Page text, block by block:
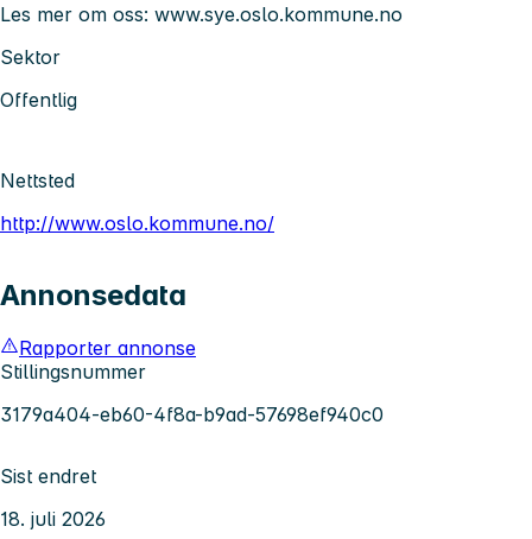
Les mer om oss: www.sye.oslo.kommune.no
Sektor
Offentlig
Nettsted
http://www.oslo.kommune.no/
Annonsedata
Rapporter annonse
Stillingsnummer
3179a404-eb60-4f8a-b9ad-57698ef940c0
Sist endret
18. juli 2026